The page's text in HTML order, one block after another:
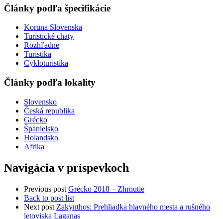
Články podľa špecifikácie
Koruna Slovenska
Turistické chaty
Rozhľadne
Turistika
Cykloturistika
Články podľa lokality
Slovensko
Česká republika
Grécko
Španielsko
Holandsko
Afrika
Navigácia v príspevkoch
Previous post Grécko 2018 – Zhrnutie
Back to post list
Next post Zakynthos: Prehliadka hlavného mesta a rušného
letoviska Laganas